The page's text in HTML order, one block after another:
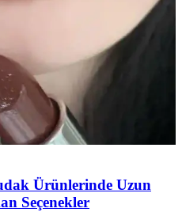
Ürünlerinde Uzun
Seçenekler